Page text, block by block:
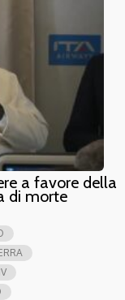
a favore della
di morte